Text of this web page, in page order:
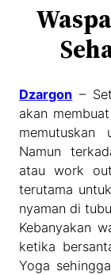
Dzargon –
akan
memutuskan
Namun
atau work
terutama
nyaman di
Kebanyakan
ketika
Yoga